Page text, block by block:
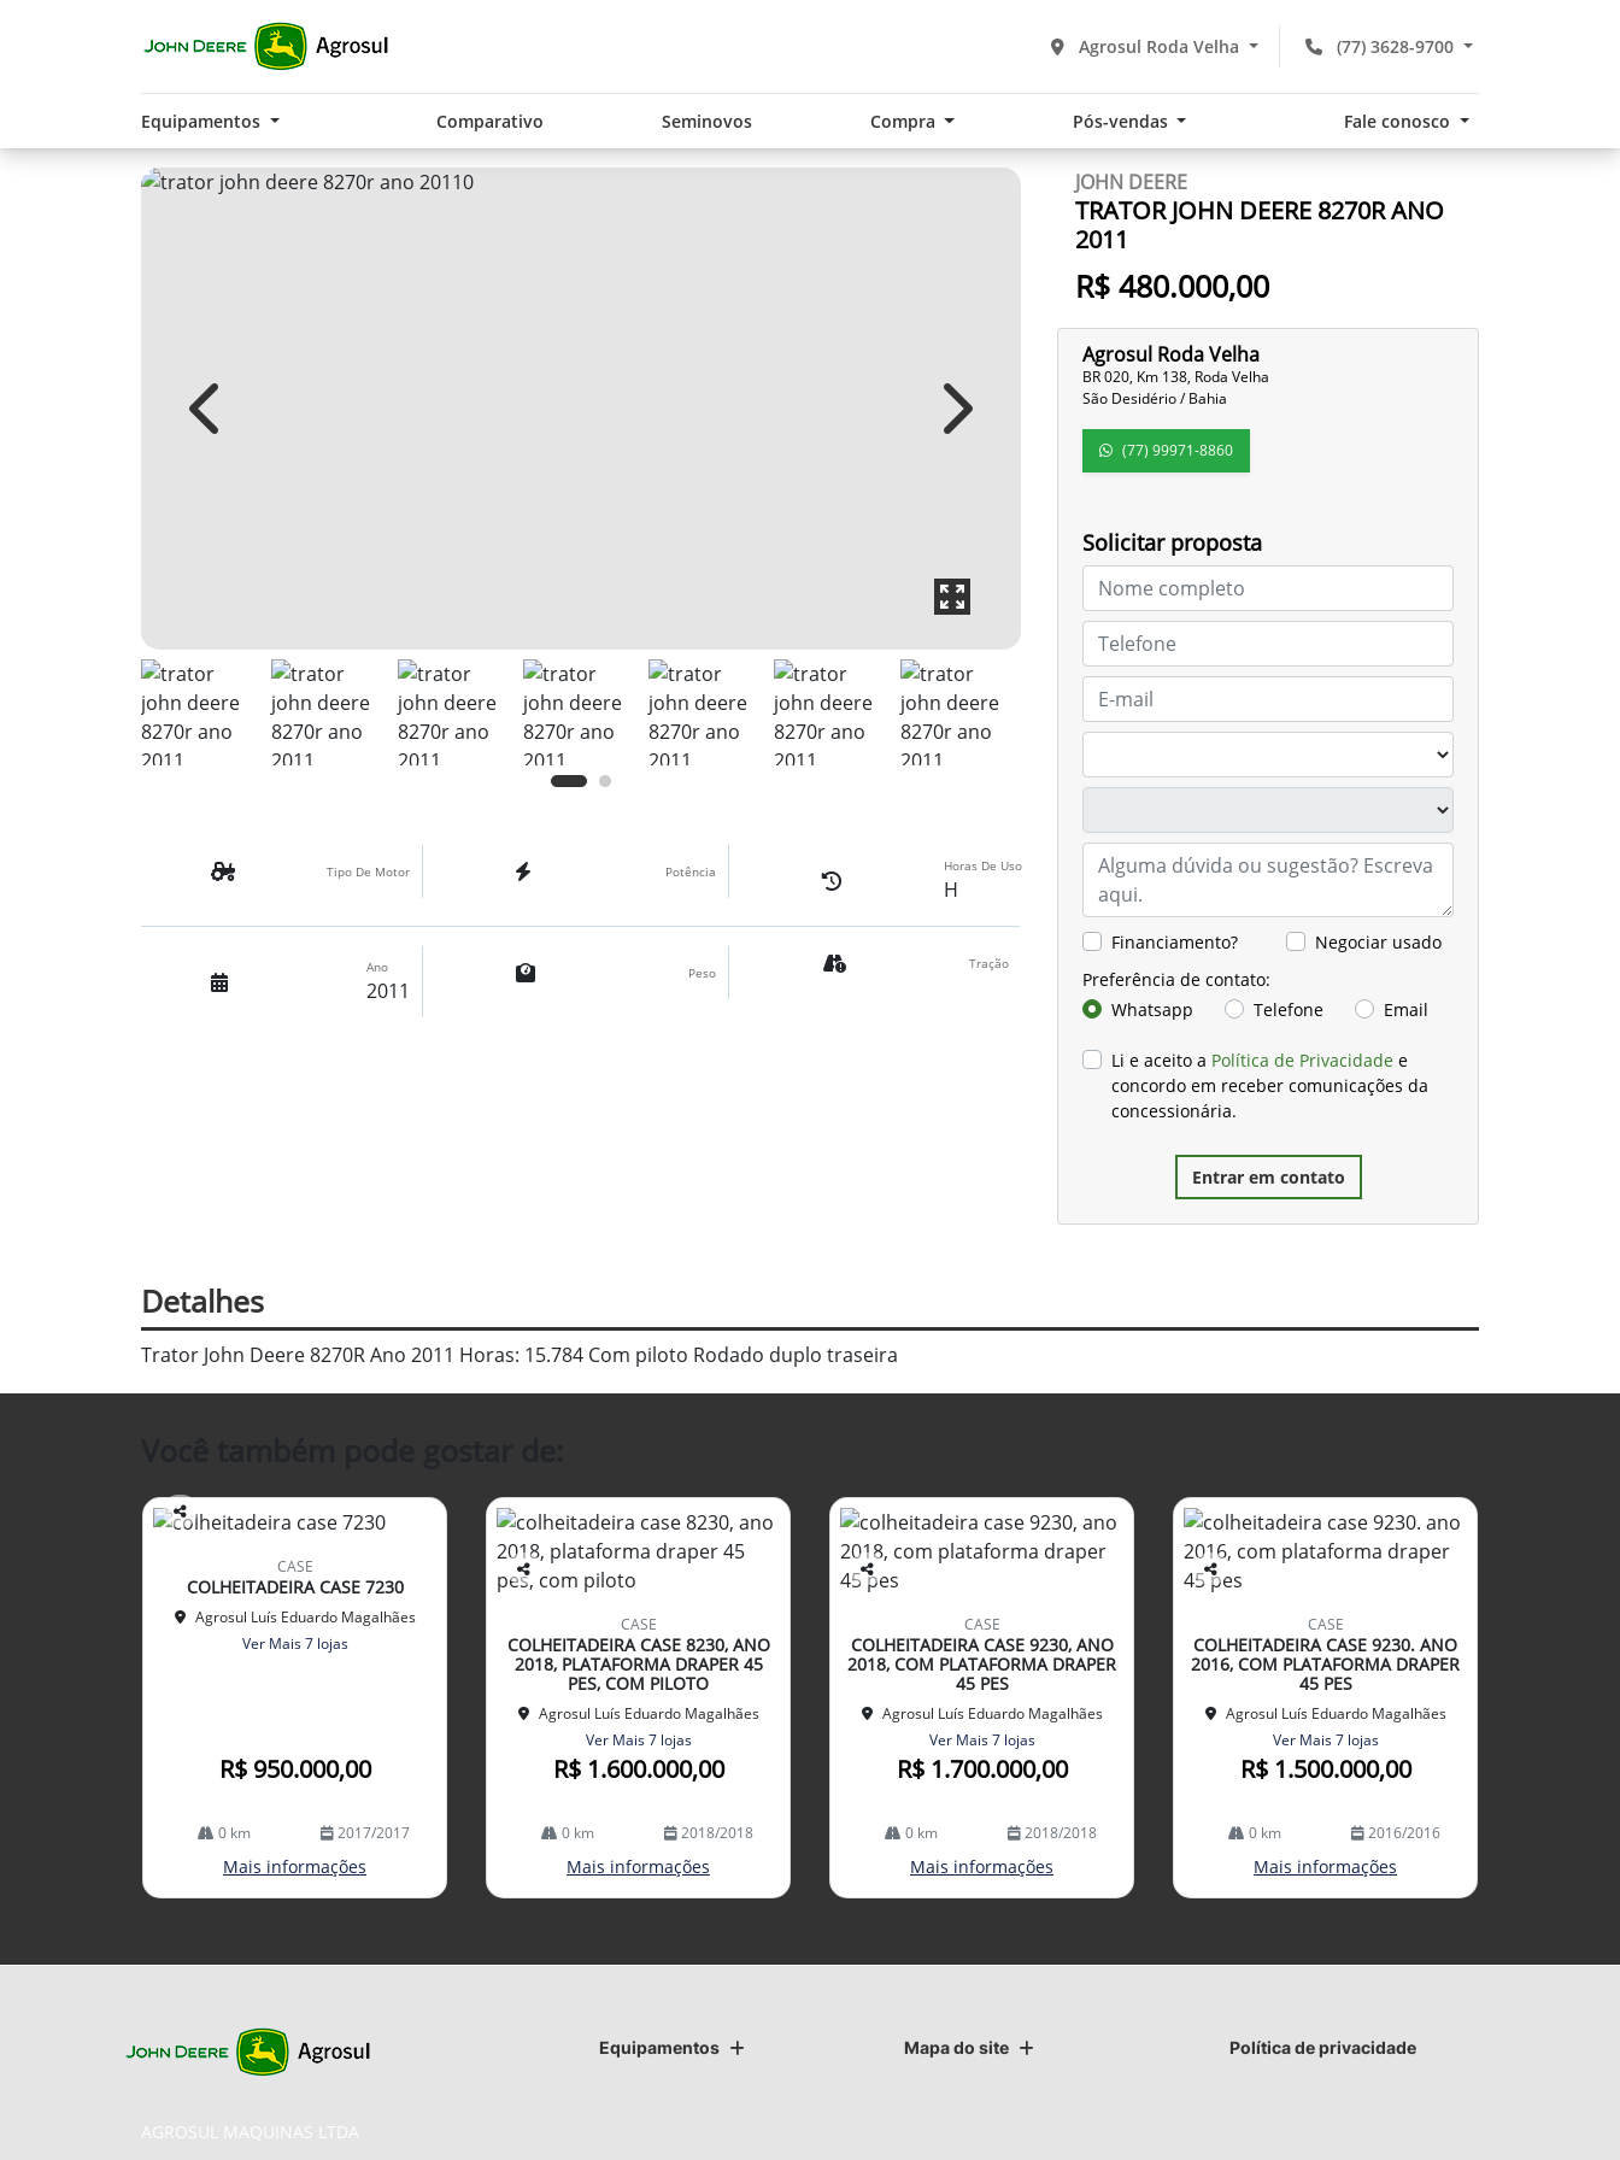
(77) 3628-9700
Agrosul Roda Velha
Equipamentos Comparativo Seminovos Compra Pós-vendas Fale conosco
JOHN DEERE
TRATOR JOHN DEERE 8270R ANO
2011
R$ 480.000,00
Agrosul Roda Velha
BR 020, Km 138, Roda Velha
São Desidério / Bahia
(77) 99971-8860
Solicitar proposta
Financiamento?
Negociar usado
Preferência de contato:
Whatsapp
Telefone Email
Li e aceito a Política de Privacidade e
concordo em receber comunicações da
concessionária.
Entrar em contato
Previous Next
Tipo De Motor Potência Horas De Uso
H
Ano
2011
Peso
Tração
Detalhes
Trator John Deere 8270R Ano 2011 Horas: 15.784 Com piloto Rodado duplo traseira
Co
lhe
CASE
COLHEITADEIRA CASE 7230
Agrosul Luís Eduardo Magalhães
Ver Mais 7 lojas
R$ 950.000,00
0 km 2017/2017
Mais informações
Co
arti
lhe
CASE
COLHEITADEIRA CASE 8230, ANO
2018, PLATAFORMA DRAPER 45
PES, COM PILOTO
Agrosul Luís Eduardo Magalhães
Ver Mais 7 lojas
R$ 1.600.000,00
0 km 2018/2018
Mais informações
Co
arti
lhe
CASE
COLHEITADEIRA CASE 9230, ANO
2018, COM PLATAFORMA DRAPER
45 PES
Agrosul Luís Eduardo Magalhães
Ver Mais 7 lojas
R$ 1.700.000,00
0 km 2018/2018
Mais informações
Co
arti
lhe
CASE
COLHEITADEIRA CASE 9230. ANO
2016, COM PLATAFORMA DRAPER
45 PES
Agrosul Luís Eduardo Magalhães
Ver Mais 7 lojas
R$ 1.500.000,00
0 km 2016/2016
Mais informações
Equipamentos Mapa do site Política de privacidade
AGROSUL MAQUINAS LTDA